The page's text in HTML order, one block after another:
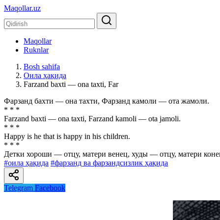
Maqollar.uz
Maqollar
Ruknlar
Bosh sahifa
Оила ҳақида
Farzand baxti — ona taxti, Far
Фарзанд бахти — она тахти, Фарзанд камоли — ота жамоли.
* * *
Farzand baxti — ona taxti, Farzand kamoli — ota jamoli.
* * *
Happy is he that is happy in his children.
* * *
Детки хороши — отцу, матери венец, худы — отцу, матери
#оила ҳақида #фарзанд ва фарзандсизлик ҳақида
Telegram Facebook